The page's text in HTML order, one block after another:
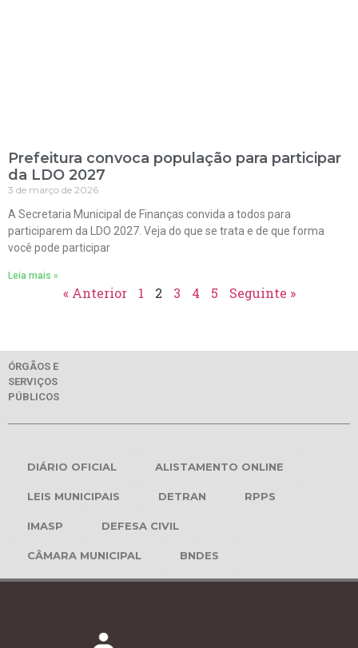
Prefeitura convoca população para participar
da LDO 2027
3 de março de 2026
A Secretaria Municipal de Finanças convida a todos para
participarem da LDO 2027. Veja do que se trata e de que forma
você pode participar
Leia mais »
« Anterior 1 2 3 4 5 Seguinte »
ÓRGÃOS E
SERVIÇOS
PÚBLICOS
DIÁRIO OFICIAL ALISTAMENTO ONLINE
LEIS MUNICIPAIS DETRAN RPPS
IMASP DEFESA CIVIL
CÂMARA MUNICIPAL BNDES